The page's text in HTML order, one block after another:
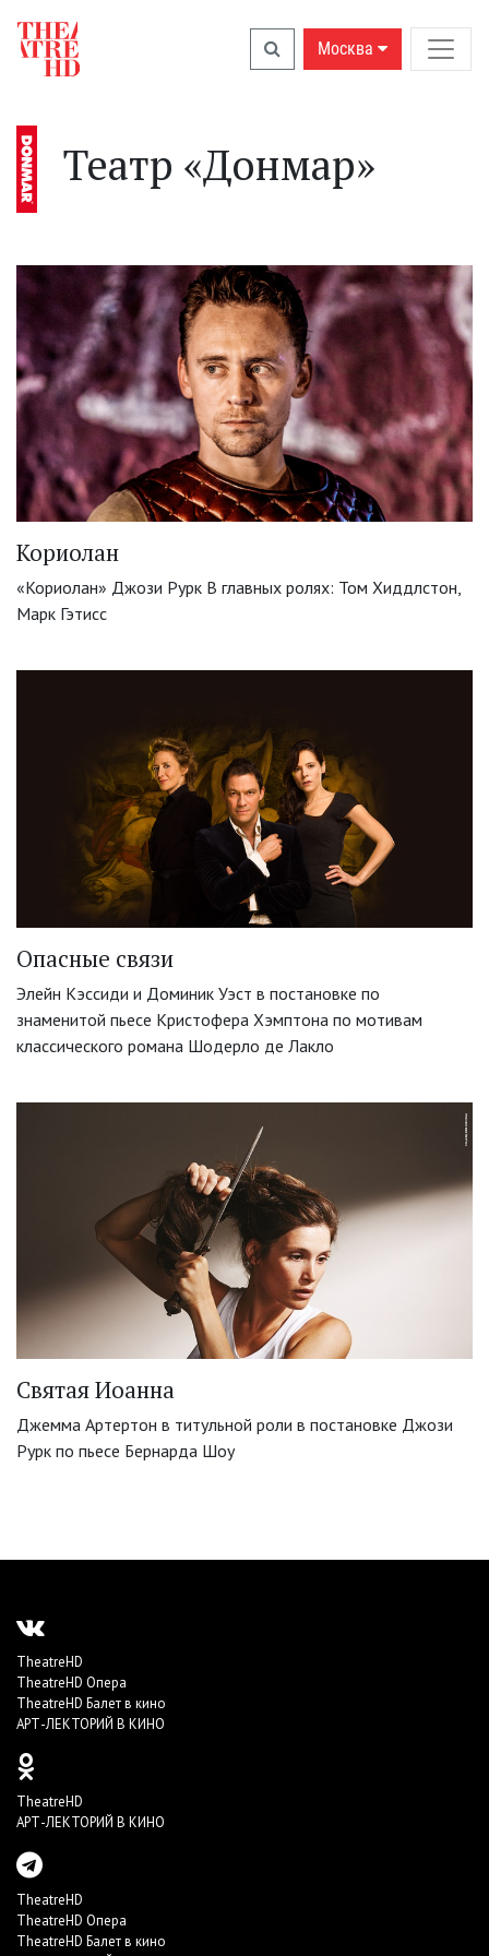
Москва
Театр «Донмар»
Кориолан
«Кориолан» Джози Рурк В главных ролях: Том Хиддлстон,
Марк Гэтисс
Опасные связи
Элейн Кэссиди и Доминик Уэст в постановке по
знаменитой пьесе Кристофера Хэмптона по мотивам
классического романа Шодерло де Лакло
Святая Иоанна
Джемма Артертон в титульной роли в постановке Джози
Рурк по пьесе Бернарда Шоу
TheatreHD
TheatreHD Опера
TheatreHD Балет в кино
АРТ-ЛЕКТОРИЙ В КИНО
TheatreHD
АРТ-ЛЕКТОРИЙ В КИНО
TheatreHD
TheatreHD Опера
TheatreHD Балет в кино